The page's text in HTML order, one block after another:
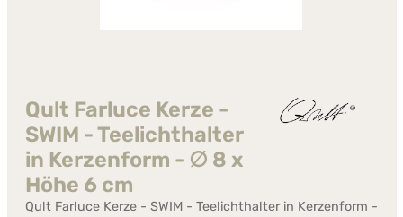
Qult Farluce Kerze -
SWIM - Teelichthalter
in Kerzenform - ∅ 8 x
Höhe 6 cm
Qult Farluce Kerze - SWIM - Teelichthalter in Kerzenform -